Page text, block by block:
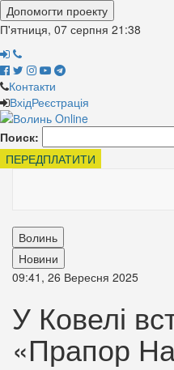
Допомогти проекту
П'ятниця, 07 серпня 21:38
Контакти
ВхідРеєстрація
Поиск:
ПЕРЕДПЛАТИТИ
Волинь
Новини
09:41, 26 Вересня 2025
У Ковелі
«Прапор